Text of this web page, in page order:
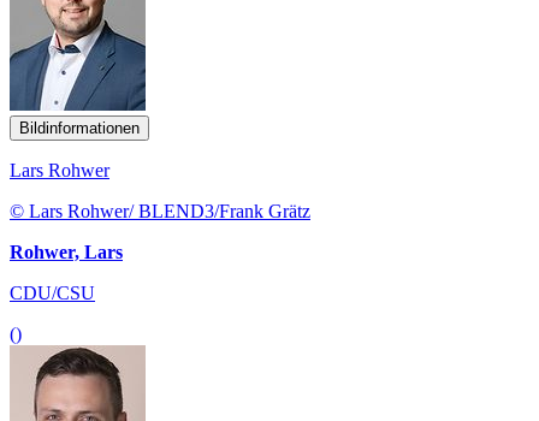
Bildinformationen
Lars Rohwer
© Lars Rohwer/ BLEND3/Frank Grätz
Rohwer, Lars
CDU/CSU
()